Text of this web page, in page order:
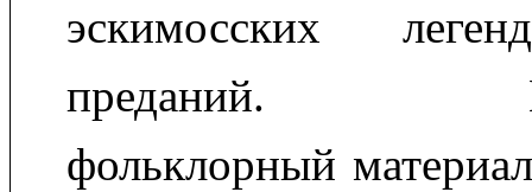
эскимосских
преданий.
фольклорный